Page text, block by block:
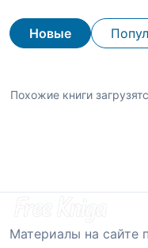
Новые
Похожие книги
Материалы на сайте